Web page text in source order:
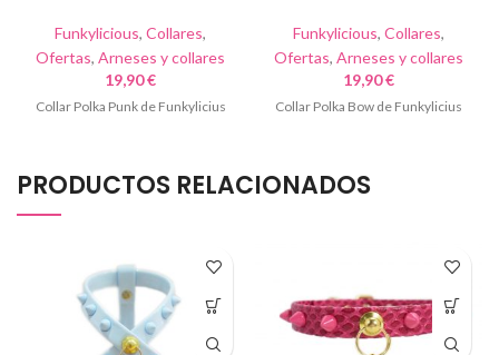
Funkylicious, Collares,
Ofertas, Arneses y collares
19,90€
Collar Polka Punk de Funkylicius
Funkylicious, Collares,
Ofertas, Arneses y collares
19,90€
Collar Polka Bow de Funkylicius
PRODUCTOS RELACIONADOS